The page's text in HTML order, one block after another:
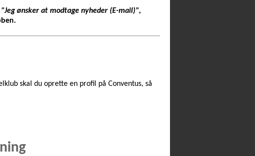
"Jeg ønsker at modtage nyheder (E-mail)",
skal du oprette en profil på Conventus, så